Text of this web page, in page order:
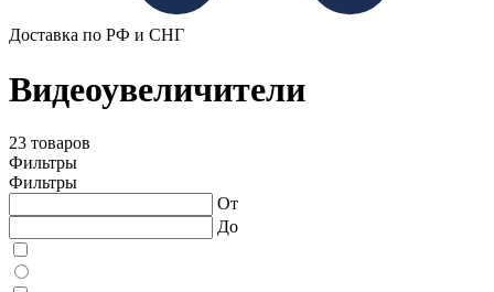
Доставка по РФ и СНГ
Видеоувеличители
23 товаров
Фильтры
Фильтры
От
До